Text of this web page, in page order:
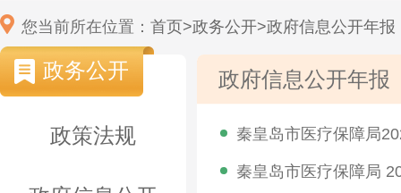
您当前所在位置： 首页>政务公开>政府信息公开年报
政务公开
政策法规
政府信息公开年报